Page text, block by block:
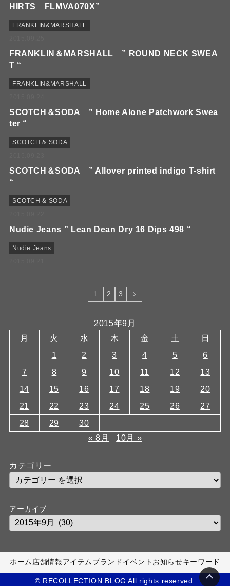
HIRTS FLMVA070X”
FRANKLIN&MARSHALL
FRANKLIN＆MARSHALL ” ROUND NECK SWEA
T “
FRANKLIN&MARSHALL
SCOTCH＆SODA ” Home Alone Patchwork Swea
ter “
SCOTCH & SODA
SCOTCH＆SODA ” Allover printed indigo T-shirt
“
SCOTCH & SODA
Nudie Jeans ” Lean Dean Dry 16 Dips 498 “
Nudie Jeans
1 2 3
2015年9月
月
火 水 木 金 土
日
1
2 3 4 5
6
7
8 9 10 11 12
13
14
15 16 17 18 19
20
21
22 23 24 25 26
27
28
29
30
« 8月
10月 »
カテゴリー
アーカイブ
ホーム 店舗情報アイテムブランド イベント お知らせキーワード
© RECOLLECTION BLOG All rights reserved.